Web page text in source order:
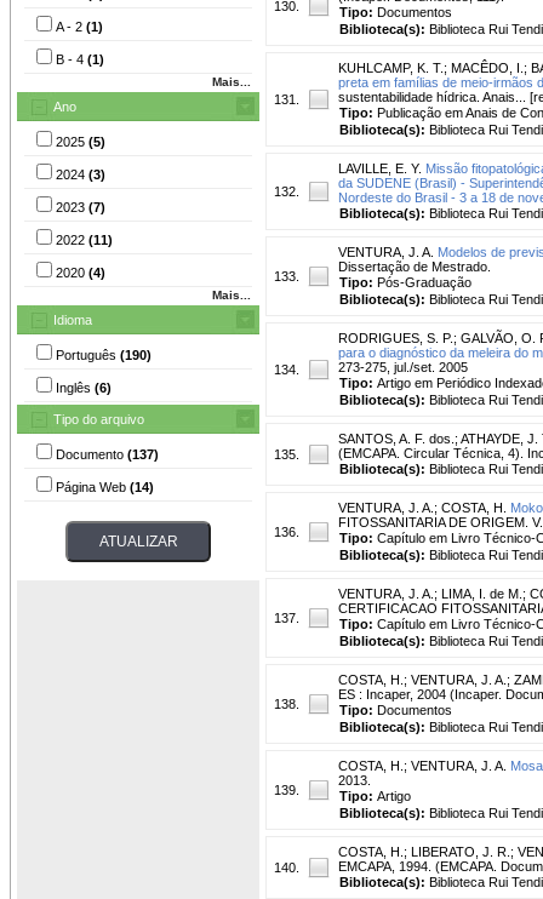
A - 2 (1)
B - 4 (1)
Mais...
Ano
2025 (5)
2024 (3)
2023 (7)
2022 (11)
2020 (4)
Mais...
Idioma
Português (190)
Inglês (6)
Tipo do arquivo
Documento (137)
Página Web (14)
130.
Tipo: Documentos
Biblioteca(s): Biblioteca Rui
131.
KUHLCAMP, K. T. ; MACÊDO, I. ;
preta em famílias de meio-irmãos
sustentabilidade hídrica. Anais...
Tipo: Publicação em Anais de
Biblioteca(s): Biblioteca Rui
132.
LAVILLE, E. Y. Missão
da SUDENE (Brasil) -
Nordeste do Brasil - 3 a 18 de
Biblioteca(s): Biblioteca Rui
133.
VENTURA, J. A. Modelos de
Dissertação de Mestrado.
Tipo: Pós-Graduação
Biblioteca(s): Biblioteca Rui
134.
RODRIGUES, S. P. ; GALVÃO, O.
para o diagnóstico da meleira do
273-275, jul./set. 2005
Tipo: Artigo em Periódico
Biblioteca(s): Biblioteca Rui
135.
SANTOS, A. F. dos. ; ATHAYDE, J.
(EMCAPA. Circular Técnica, 4).
Biblioteca(s): Biblioteca Rui
136.
VENTURA, J. A. ; COSTA, H.
FITOSSANITARIA DE ORIGEM.
Tipo: Capítulo em Livro Técnico-
Biblioteca(s): Biblioteca Rui
137.
VENTURA, J. A. ; LIMA, I. de M. ;
CERTIFICACAO
Tipo: Capítulo em Livro Técnico-
Biblioteca(s): Biblioteca Rui
138.
COSTA, H. ; VENTURA, J. A. ;
ES : Incaper, 2004 (Incaper.
Tipo: Documentos
Biblioteca(s): Biblioteca Rui
139.
COSTA, H. ; VENTURA, J. A.
2013.
Tipo: Artigo
Biblioteca(s): Biblioteca Rui
140.
COSTA, H. ; LIBERATO, J. R. ;
EMCAPA, 1994. (EMCAPA.
Biblioteca(s): Biblioteca Rui